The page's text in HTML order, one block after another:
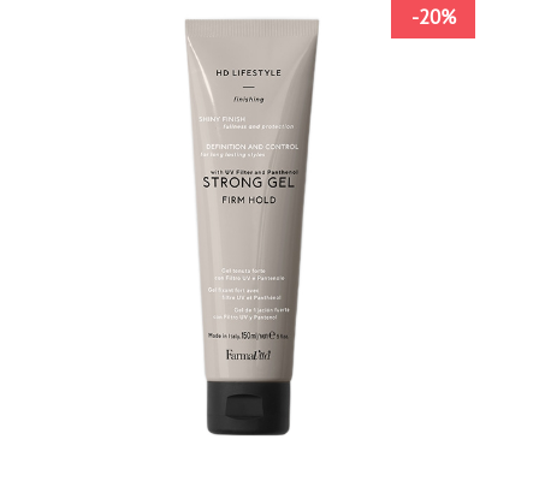
-20%